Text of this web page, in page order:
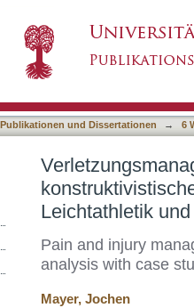
und Dissertationen → 6
Leichtathletik
Pain and injury
analysis with case
Mayer, Jochen